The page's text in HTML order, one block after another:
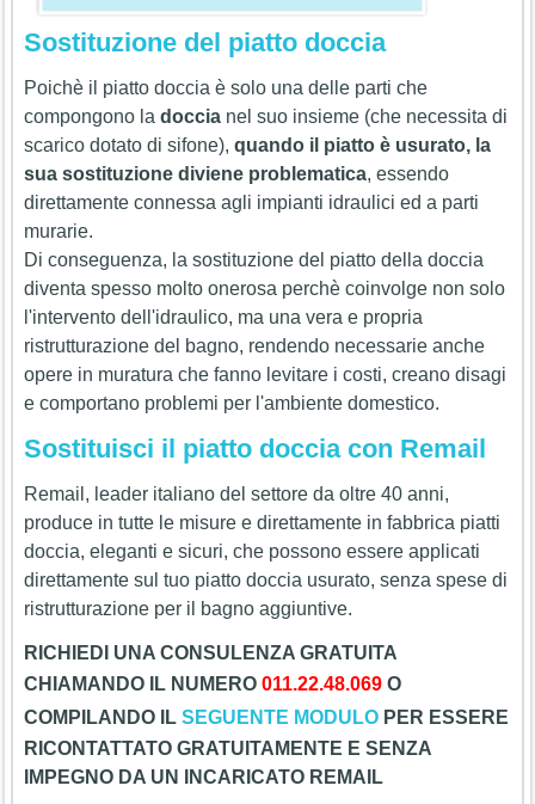
Sostituzione del piatto doccia
Poichè il piatto doccia è solo una delle parti che
compongono ladoccia nel suo insieme (che necessita di
scarico dotato di sifone),quando il piatto è usurato, la
sua sostituzione diviene problematica, essendo
direttamente connessa agli impianti idraulici ed a parti
murarie.
Di conseguenza, la sostituzione del piatto della doccia
diventa spesso molto onerosa perchè coinvolge non solo
l'intervento dell'idraulico, ma una vera e propria
ristrutturazione del bagno, rendendo necessarie anche
opere in muratura che fanno levitare i costi, creano disagi
e comportano problemi per l'ambiente domestico.
Sostituisci il piatto doccia con Remail
Remail, leader italiano del settore da oltre 40 anni,
produce in tutte le misure e direttamente in fabbrica piatti
doccia, eleganti e sicuri, che possono essere applicati
direttamente sul tuo piatto doccia usurato, senza spese di
ristrutturazione per il bagno aggiuntive.
RICHIEDI UNA CONSULENZA GRATUITA
CHIAMANDO IL NUMERO011.22.48.069 O
COMPILANDO ILSEGUENTE MODULO PER ESSERE
RICONTATTATO GRATUITAMENTE E SENZA
IMPEGNO DA UN INCARICATO REMAIL